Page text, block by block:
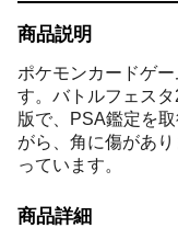
商品説明
ポケモンカードゲ
す。バトルフェス
版で、PSA鑑定を
がら、角に傷があ
っています。
商品詳細